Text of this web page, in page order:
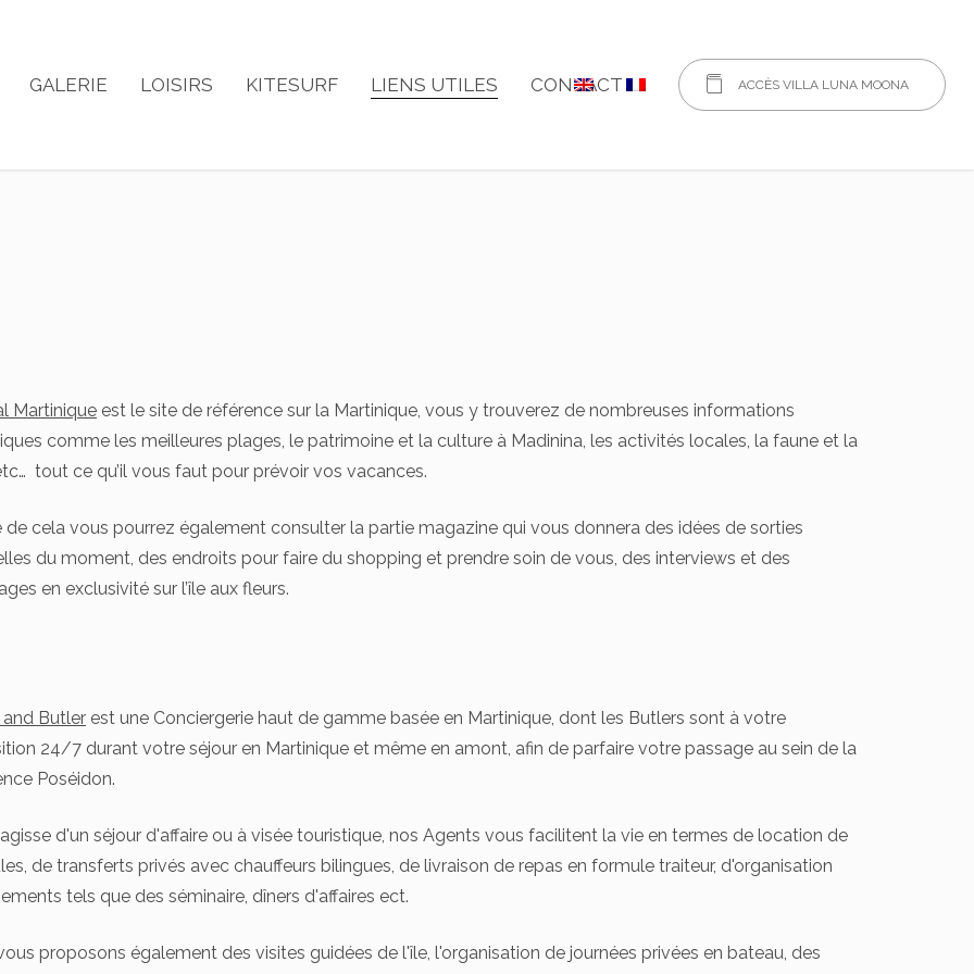
GALERIE LOISIRS KITESURF LIENS UTILES CONTACT ACCÈS VILLA LUNA MOONA
Martinique est le site de référence sur la Martinique, vous y trouverez de nombreuses informations
comme les meilleures plages, le patrimoine et la culture à Madinina, les activités locales, la faune et la
tout ce qu’il vous faut pour prévoir vos vacances.
de cela vous pourrez également consulter la partie magazine qui vous donnera des idées de sorties
du moment, des endroits pour faire du shopping et prendre soin de vous, des interviews et des
en exclusivité sur l’île aux fleurs.
and Butler est une Conciergerie haut de gamme basée en Martinique, dont les Butlers sont à votre
24/7 durant votre séjour en Martinique et même en amont, afin de parfaire votre passage au sein de la
Poséidon.
d'un séjour d'affaire ou à visée touristique, nos Agents vous facilitent la vie en termes de location de
de transferts privés avec chauffeurs bilingues, de livraison de repas en formule traiteur, d'organisation
tels que des séminaire, dîners d'affaires ect.
proposons également des visites guidées de l'île, l'organisation de journées privées en bateau, des